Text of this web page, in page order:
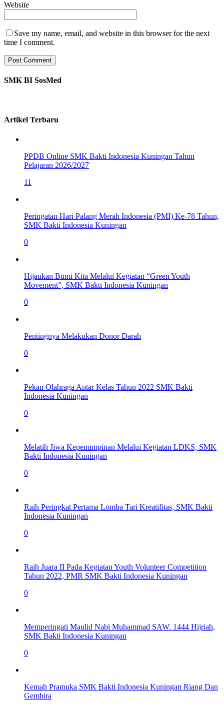
Website
Save my name, email, and website in this browser for the next
time I comment.
SMK BI SosMed
Artikel Terbaru
PPDB Online SMK Bakti Indonesia Kuningan Tahun
Pelajaran 2026/2027
11
Peringatan Hari Palang Merah Indonesia (PMI) Ke-78 Tahun,
SMK Bakti Indonesia Kuningan
0
Hijaukan Bumi Kita Melalui Kegiatan “Green Youth
Movement”, SMK Bakti Indonesia Kuningan
0
Pentingnya Melakukan Donor Darah
0
Pekan Olahraga Antar Kelas Tahun 2022 SMK Bakti
Indonesia Kuningan
0
Melatih Jiwa Kepemimpinan Melalui Kegiatan LDKS, SMK
Bakti Indonesia Kuningan
0
Raih Peringkat Pertama Lomba Tari Kreatifitas, SMK Bakti
Indonesia Kuningan
0
Raih Juara II Pada Kegiatan Youth Volunteer Competition
Tahun 2022, PMR SMK Bakti Indonesia Kuningan
0
Memperingati Maulid Nabi Muhammad SAW. 1444 Hijriah,
SMK Bakti Indonesia Kuningan
0
Kemah Pramuka SMK Bakti Indonesia Kuningan Riang Dan
Gembira